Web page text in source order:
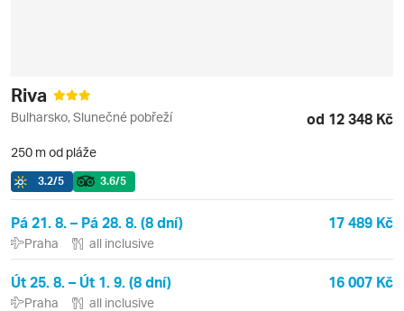
Riva
Bulharsko, Slunečné pobřeží od 12 348 Kč
250 m od pláže
3.2/5 3.6/5
Pá 21. 8. – Pá 28. 8. (8 dní) 17 489 Kč
Praha all inclusive
Út 25. 8. – Út 1. 9. (8 dní) 16 007 Kč
Praha all inclusive